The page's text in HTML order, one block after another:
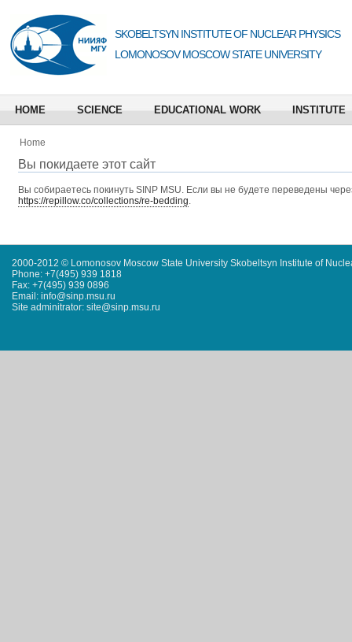
SKOBELTSYN INSTITUTE OF NUCLEAR PHYSICS
LOMONOSOV MOSCOW STATE UNIVERSITY
HOME SCIENCE EDUCATIONAL WORK INSTITUTE
Home
Вы покидаете этот сайт
Вы собираетесь покинуть SINP MSU. Если вы не будете переведены
https://repillow.co/collections/re-bedding.
2000-2012 © Lomonosov Moscow State University Skobeltsyn Institute of
Phone: +7(495) 939 1818
Fax: +7(495) 939 0896
Email: info@sinp.msu.ru
Site adminitrator: site@sinp.msu.ru